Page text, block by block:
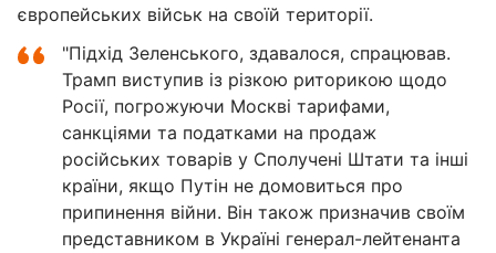
європейських військ на своїй території.
"Підхід Зеленського, здавалося, спрацював.
Трамп виступив із різкою риторикою щодо
Росії, погрожуючи Москві тарифами,
санкціями та податками на продаж
російських товарів у Сполучені Штати та інші
країни, якщо Путін не домовиться про
припинення війни. Він також призначив своїм
представником в Україні генерал-лейтенанта